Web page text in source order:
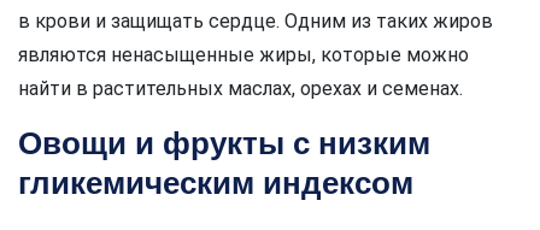
в крови и защищать сердце. Одним из таких жиров
являются ненасыщенные жиры, которые можно
найти в растительных маслах, орехах и семенах.
Овощи и фрукты с низким
гликемическим индексом